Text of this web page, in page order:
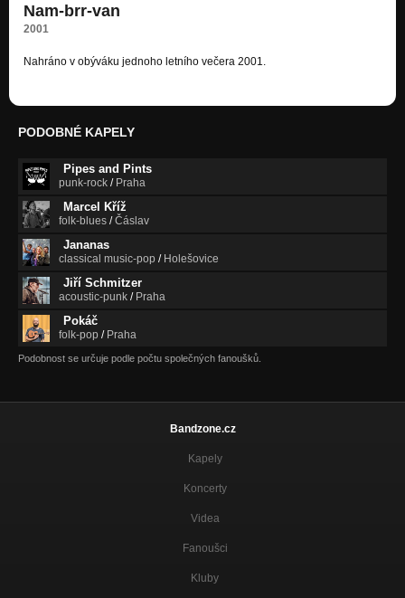
Nam-brr-van
2001
Nahráno v obýváku jednoho letního večera 2001.
PODOBNÉ KAPELY
Pipes and Pints
punk-rock / Praha
Marcel Kříž
folk-blues /Čáslav
Jananas
classical music-pop / Holešovice
Jiří Schmitzer
acoustic-punk / Praha
Pokáč
folk-pop / Praha
Podobnost se určuje podle počtu společných fanoušků.
Bandzone.cz
Kapely
Koncerty
Videa
Fanoušci
Kluby